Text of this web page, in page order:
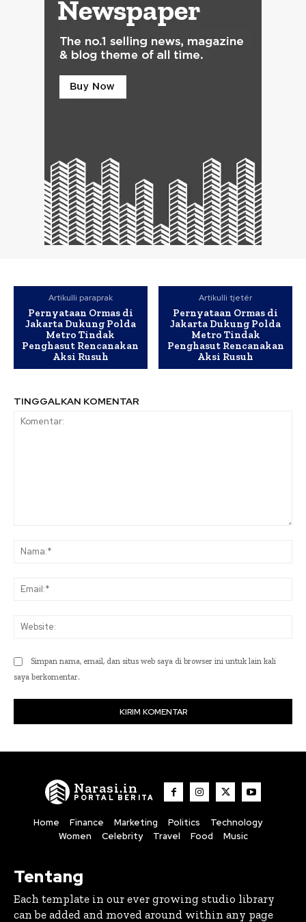
Artikulli paraprak
Pernyataan Ormas di
Jakarta Dukung Polda
Metro Tindak
Penghasut Rencanakan
Aksi Rusuh
Artikulli tjetër
Pernyataan Ormas di
Jakarta Dukung Polda
Metro Tindak
Penghasut Rencanakan
Aksi Rusuh
TINGGALKAN KOMENTAR
Simpan nama, email, dan situs web saya di browser ini untuk lain kali
saya berkomentar.
Narasi.in
PORTAL BERITA
Home Finance Marketing Politics
Technology
Women
Celebrity Travel Food Music
Tentang
Each template in our ever growing studio library
can be added and moved around within any page